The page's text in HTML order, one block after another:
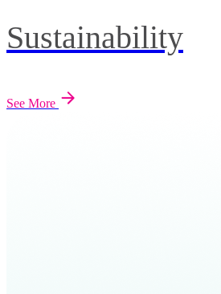
Sustainability
See More